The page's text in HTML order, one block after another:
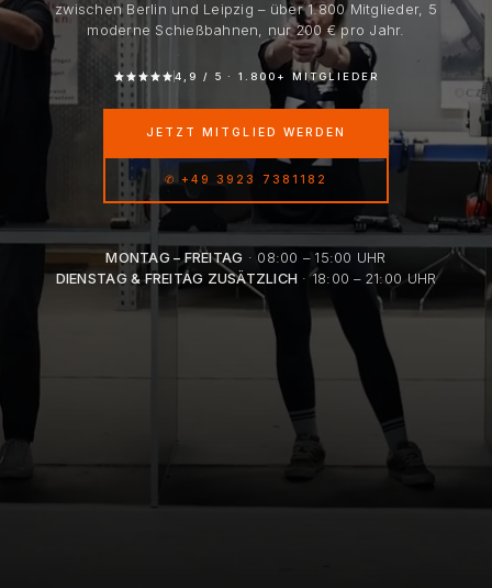
zwischen Berlin und Leipzig – über 1.800 Mitglieder, 5
moderne Schießbahnen, nur 200 € pro Jahr.
4,9 / 5 · 1.800+ MITGLIEDER
JETZT MITGLIED WERDEN
✆ +49 3923 7381182
MONTAG – FREITAG · 08:00 – 15:00 UHR
DIENSTAG & FREITAG ZUSÄTZLICH · 18:00 – 21:00 UHR